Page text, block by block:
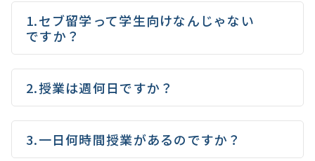
1.セブ留学って学生向けなんじゃない
ですか？
2.授業は週何日ですか？
3.一日何時間授業があるのですか？